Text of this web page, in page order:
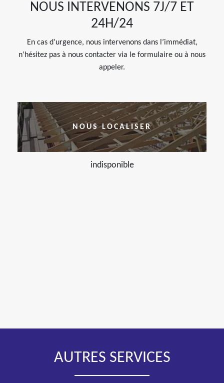
NOUS INTERVENONS 7J/7 ET
24H/24
En cas d’urgence, nous intervenons dans l’immédiat,
n’hésitez pas à nous contacter via le formulaire ou à nous
appeler.
NOUS LOCALISER
indisponible
AUTRES SERVICES